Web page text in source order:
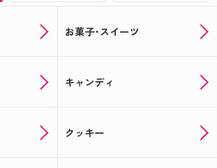
お菓子･スイーツ
キャンディ
クッキー